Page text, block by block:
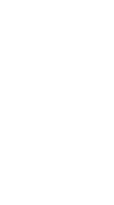
Вместо подписи
в Республике